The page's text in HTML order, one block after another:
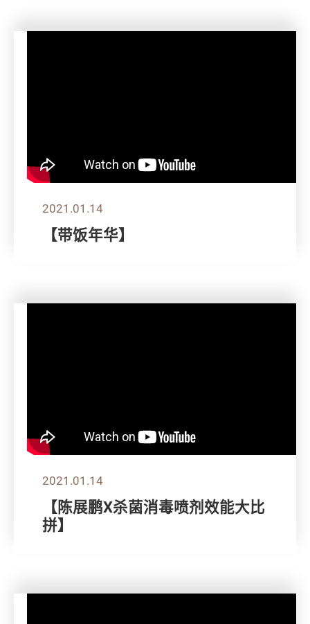
2021.01.14
【带饭年华】
2021.01.14
【陈展鹏X杀菌消毒喷剂效能大比
拼】